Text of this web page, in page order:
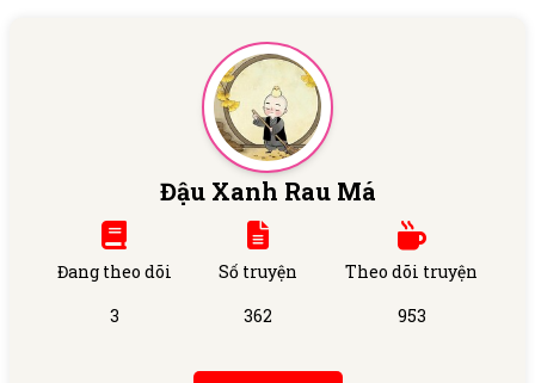
Đậu Xanh Rau Má
Đang theo dõi
3
Số truyện
362
Theo dõi truyện
953